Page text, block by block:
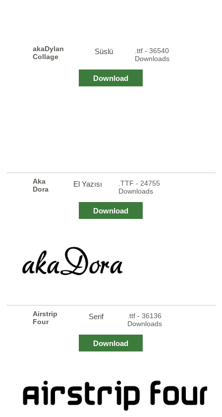
akaDylan
Collage
Süslü
.ttf - 36540
Downloads
Download
Aka
Dora
El Yazısı
.TTF - 24755
Downloads
Download
Airstrip
Four
Serif
.ttf - 36136
Downloads
Download